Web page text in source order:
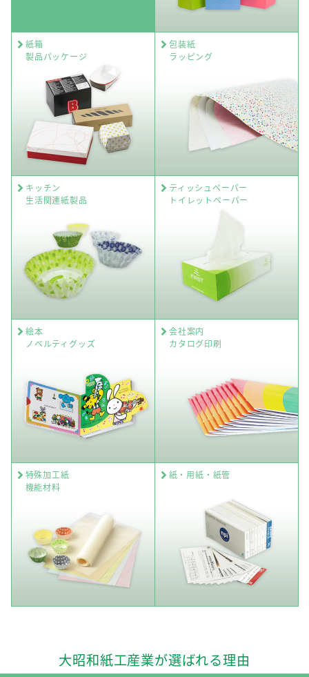
紙箱
製品パッケージ
包装紙
ラッピング
キッチン
生活関連紙製品
ティッシュペーパー
トイレットペーパー
絵本
ノベルティグッズ
会社案内
カタログ印刷
特殊加工紙
機能材料
紙・用紙・紙管
大昭和紙工産業が選ばれる理由